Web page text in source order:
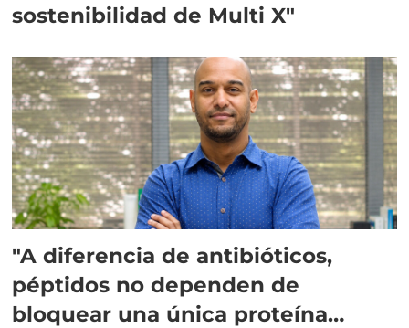
sostenibilidad de Multi X"
"A diferencia de antibióticos,
péptidos no dependen de
bloquear una única proteína